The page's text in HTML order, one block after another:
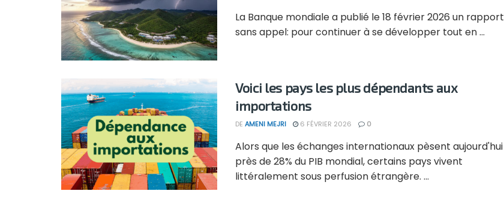
La Banque mondiale a publié le 18 février 2026 un rapport
sans appel: pour continuer à se développer tout en ...
Voici les pays les plus dépendants aux
importations
DE AMENI MEJRI 6 FÉVRIER 2026 0
Alors que les échanges internationaux pèsent aujourd'hui
près de 28% du PIB mondial, certains pays vivent
littéralement sous perfusion étrangère. ...